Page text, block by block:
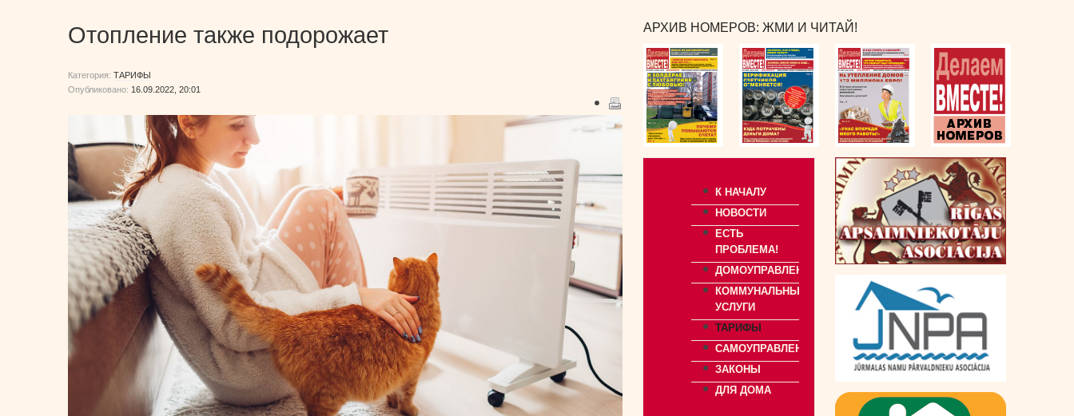
Отопление также подорожает
Категория: ТАРИФЫ
Опубликовано: 16.09.2022, 20:01
АРХИВ НОМЕРОВ: ЖМИ И ЧИТАЙ!
К НАЧАЛУ
НОВОСТИ
ЕСТЬ
ПРОБЛЕМА!
ДОМОУПРАВЛЕНИЕ
КОММУНАЛЬНЫЕ
УСЛУГИ
ТАРИФЫ
САМОУПРАВЛЕНИЯ
ЗАКОНЫ
ДЛЯ ДОМА